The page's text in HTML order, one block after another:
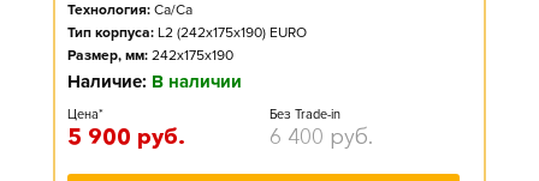
Технология: Ca/Ca
Тип корпуса: L2 (242x175x190) EURO
Размер, мм: 242x175x190
Наличие: В наличии
Цена*
5 900 руб.
Без Trade-in
6 400 руб.